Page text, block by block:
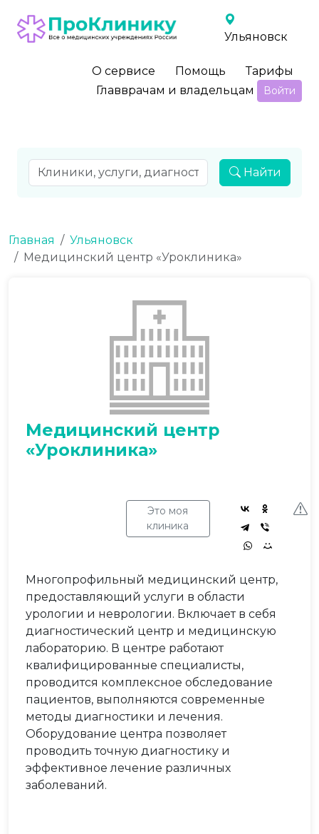
Ульяновск
О сервисе Помощь
Тарифы
Главврачам и владельцам
Войти
Найти
Главная
Ульяновск
Медицинский центр «Уроклиника»
Медицинский центр
«Уроклиника»
Это моя
клиника
Многопрофильный медицинский центр,
предоставляющий услуги в области
урологии и неврологии. Включает в себя
диагностический центр и медицинскую
лабораторию. В центре работают
квалифицированные специалисты,
проводится комплексное обследование
пациентов, выполняются современные
методы диагностики и лечения.
Оборудование центра позволяет
проводить точную диагностику и
эффективное лечение различных
заболеваний.